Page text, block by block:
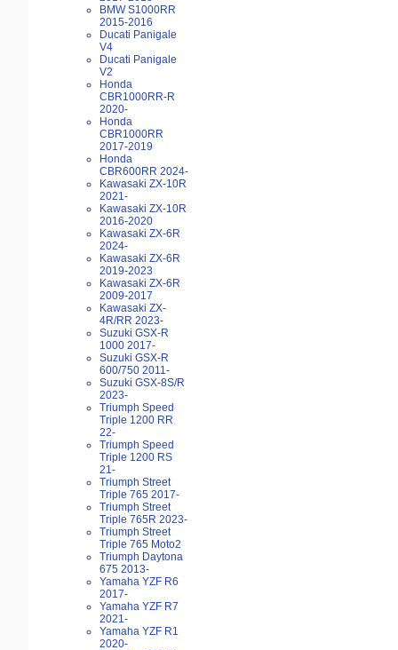
BMW S1000RR
2015-2016
Ducati Panigale
V4
Ducati Panigale
V2
Honda
CBR1000RR-R
2020-
Honda
CBR1000RR
2017-2019
Honda
CBR600RR 2024-
Kawasaki ZX-10R
2021-
Kawasaki ZX-10R
2016-2020
Kawasaki ZX-6R
2024-
Kawasaki ZX-6R
2019-2023
Kawasaki ZX-6R
2009-2017
Kawasaki ZX-
4R/RR 2023-
Suzuki GSX-R
1000 2017-
Suzuki GSX-R
600/750 2011-
Suzuki GSX-8S/R
2023-
Triumph Speed
Triple 1200 RR
22-
Triumph Speed
Triple 1200 RS
21-
Triumph Street
Triple 765 2017-
Triumph Street
Triple 765R 2023-
Triumph Street
Triple 765 Moto2
Triumph Daytona
675 2013-
Yamaha YZF R6
2017-
Yamaha YZF R7
2021-
Yamaha YZF R1
2020-